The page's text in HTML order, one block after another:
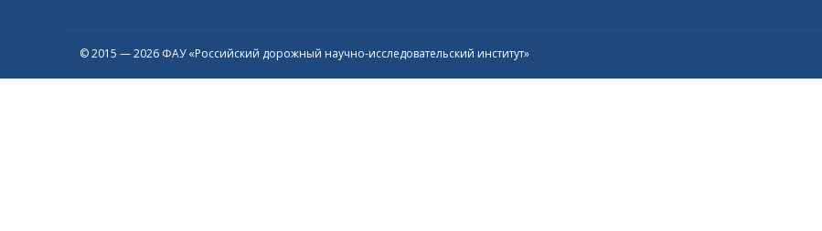
© 2015 — 2026 ФАУ «Российский дорожный научно-исследовательский институт»